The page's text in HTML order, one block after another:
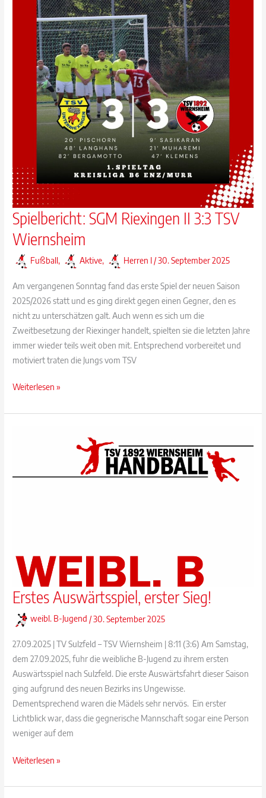
Spielbericht: SGM Riexingen II 3:3 TSV
Wiernsheim
Fußball, Aktive, Herren I /30. September 2025
Am vergangenen Sonntag fand das erste Spiel der neuen Saison
2025/2026 statt und es ging direkt gegen einen Gegner, den es
nicht zu unterschätzen galt. Auch wenn es sich um die
Zweitbesetzung der Riexinger handelt, spielten sie die letzten Jahre
immer wieder teils weit oben mit. Entsprechend vorbereitet und
motiviert traten die Jungs vom TSV
Spielbericht:
Riexingen
Wiernsheim
Weiterlesen »
Erstes Auswärtsspiel, erster Sieg!
weibl. B-Jugend /30. September 2025
27.09.2025 | TV Sulzfeld – TSV Wiernsheim | 8:11 (3:6) Am Samstag,
dem 27.09.2025, fuhr die weibliche B-Jugend zu ihrem ersten
Auswärtsspiel nach Sulzfeld. Die erste Auswärtsfahrt dieser Saison
ging aufgrund des neuen Bezirks ins Ungewisse.
Dementsprechend waren die Mädels sehr nervös. Ein erster
Lichtblick war, dass die gegnerische Mannschaft sogar eine Person
weniger auf dem
Erstes
erster
Weiterlesen »